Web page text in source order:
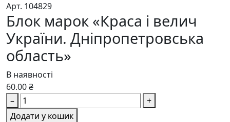
Арт. 104829
Блок марок «Краса і велич
України. Дніпропетровська
область»
В наявності
60.00 ₴
–
+
Додати у кошик